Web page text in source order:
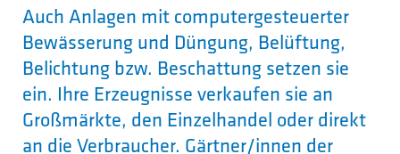
Auch Anlagen mit computergesteuerter
Bewässerung und Düngung, Belüftung,
Belichtung bzw. Beschattung setzen sie
ein. Ihre Erzeugnisse verkaufen sie an
Großmärkte, den Einzelhandel oder direkt
an die Verbraucher. Gärtner/innen der